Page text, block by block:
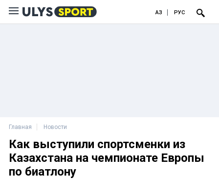
ҚАЗ РУС
Главная Новости
Как выступили спортсменки из
Казахстана на чемпионате Европы
по биатлону